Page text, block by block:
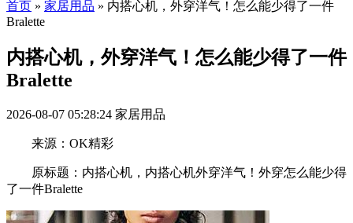
首页 » 家居用品 » 内搭心机，外穿洋气！怎么能少得了一件
Bralette
内搭心机，外穿洋气！怎么能少得了一件
Bralette
2026-08-07 05:28:24 家居用品
来源：OK精彩
原标题：内搭心机，内搭心机外穿洋气！外穿怎么能少得
了一件Bralette